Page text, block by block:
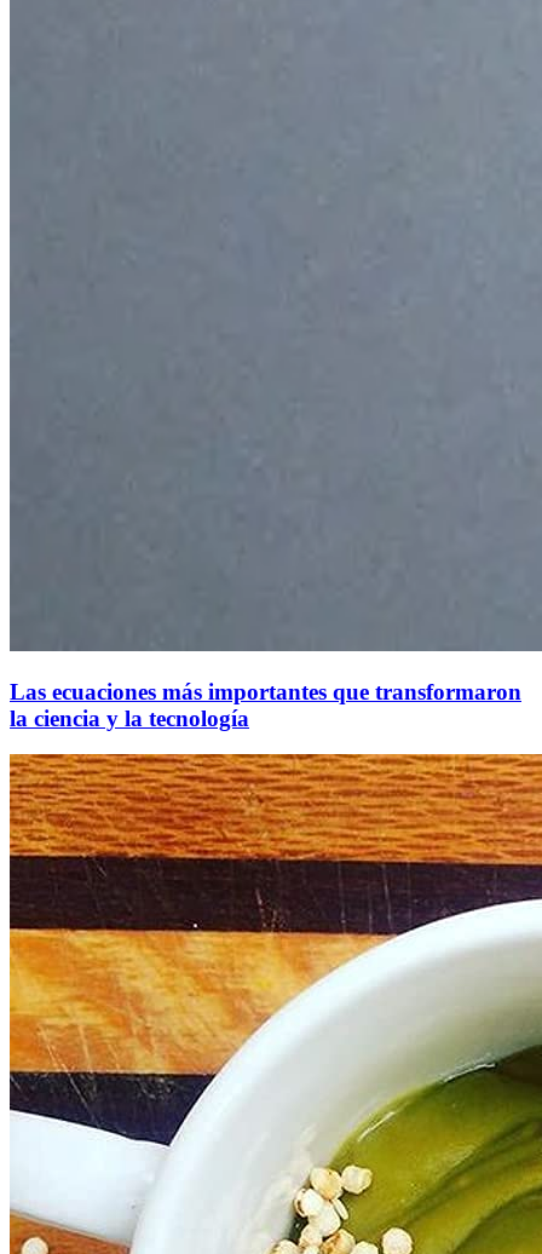
Las ecuaciones más importantes que transformaron
la ciencia y la tecnología